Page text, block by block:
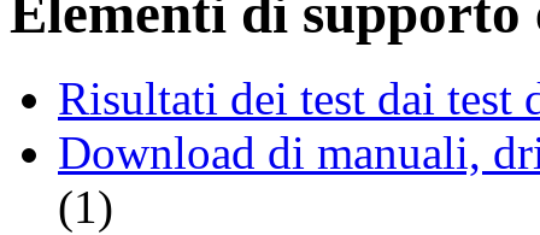
Elementi di supporto
Risultati dei test dai
Download di manuali,
(1)